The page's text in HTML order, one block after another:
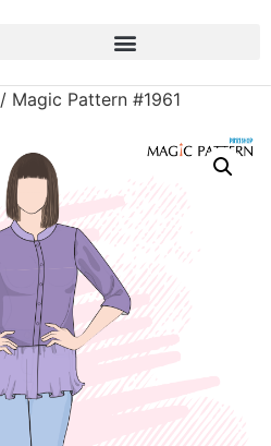
/ Magic Pattern #1961